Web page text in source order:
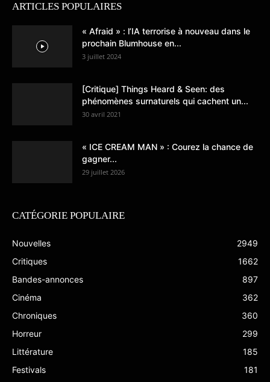
ARTICLES POPULAIRES
« Afraid » : l’IA terrorise à nouveau dans le
prochain Blumhouse en...
3 juillet 2024
[Critique] Things Heard & Seen: des
phénomènes surnaturels qui cachent un...
30 avril 2021
« ICE CREAM MAN » : Courez la chance de
gagner...
29 juillet 2026
CATÉGORIE POPULAIRE
Nouvelles
2949
Critiques
1662
Bandes-annonces
897
Cinéma
362
Chroniques
360
Horreur
299
Littérature
185
Festivals
181